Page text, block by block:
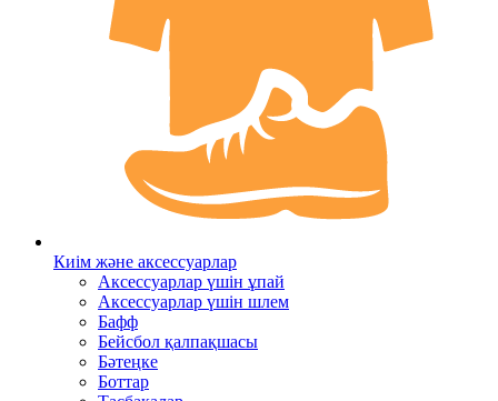
Киім және аксессуарлар
Аксессуарлар үшін ұпай
Аксессуарлар үшін шлем
Бафф
Бейсбол қалпақшасы
Бәтеңке
Боттар